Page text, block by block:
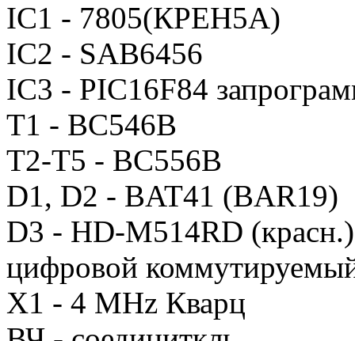
IC1 - 7805(КРЕН5А)
IC2 - SAB6456
IC3 - PIC16F84
T1 - BC546B
T2-T5 - BC556B
D1, D2 - BAT41 (BAR19)
D3 - HD-M514RD
цифровой
X1 - 4 MHz Кварц